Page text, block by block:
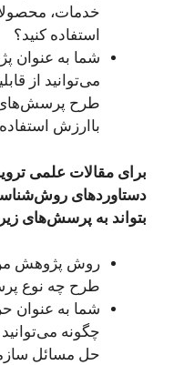
خدمات،
استفاده کنید؟
شما به عنوان
می‌توانید از
طرح
باارزش استفاده
برای مقالات علمی
دستاوردهای
بتواند به پرسش‌های
روش پژوهش من
طرح چه نوع
شما به عنوان
چگونه
حل مسائل